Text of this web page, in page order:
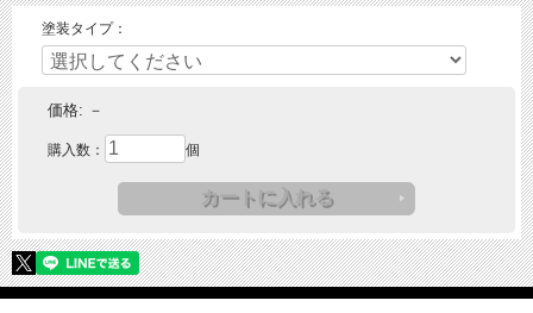
塗装タイプ：
価格: －
購入数： 個